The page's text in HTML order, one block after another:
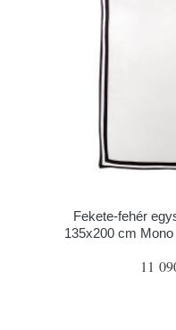
Fekete-fehér
135x200 cm
11